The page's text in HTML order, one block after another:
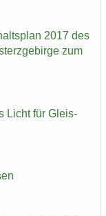
2017 des
zum
Licht für Gleis­